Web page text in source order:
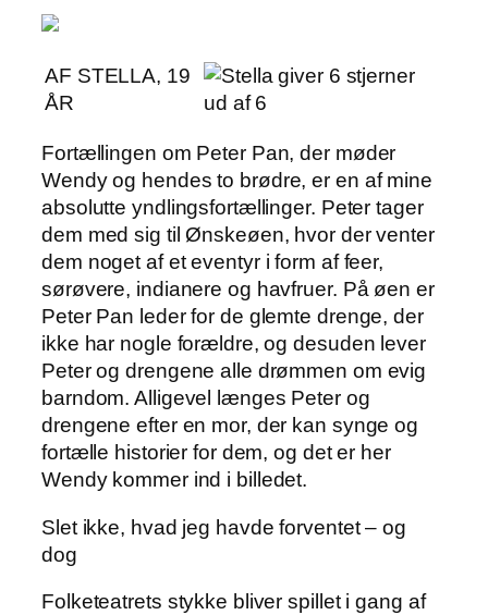
AF STELLA, 19
ÅR
Fortællingen om Peter Pan, der møder
Wendy og hendes to brødre, er en af mine
absolutte yndlingsfortællinger. Peter tager
dem med sig til Ønskeøen, hvor der venter
dem noget af et eventyr i form af feer,
sørøvere, indianere og havfruer. På øen er
Peter Pan leder for de glemte drenge, der
ikke har nogle forældre, og desuden lever
Peter og drengene alle drømmen om evig
barndom. Alligevel længes Peter og
drengene efter en mor, der kan synge og
fortælle historier for dem, og det er her
Wendy kommer ind i billedet.
Slet ikke, hvad jeg havde forventet – og
dog
Folketeatrets stykke bliver spillet i gang af